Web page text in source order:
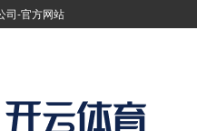
司-官方网站